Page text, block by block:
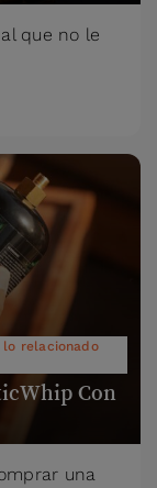
que no le
lo relacionado
Con
una